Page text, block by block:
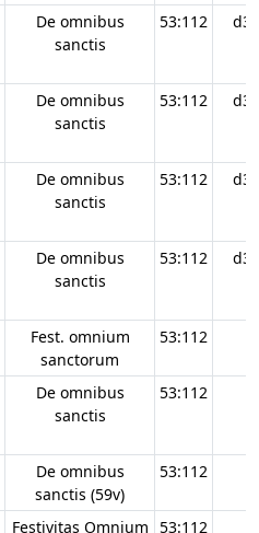
De omnibus
sanctis
53:112 d34
De omnibus
sanctis
53:112 d34
De omnibus
sanctis
53:112 d34
De omnibus
sanctis
53:112 d34
Fest. omnium
sanctorum
53:112
De omnibus
sanctis
53:112
De omnibus
sanctis (59v)
53:112
Festivitas Omnium 53:112